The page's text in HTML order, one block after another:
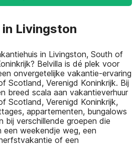
Livingston
in Livingston, South of
Belvilla is dé plek voor
onvergetelijke vakantie-ervaring
Scotland, Verenigd Koninkrijk. Bij
breed scala aan vakantieverhuur
Scotland, Verenigd Koninkrijk,
appartementen, bungalows
bij verschillende groepen die
een weekendje weg, een
of een